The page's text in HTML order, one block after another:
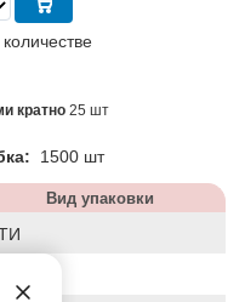
кратно 25 шт
1500 шт
Вид упаковки